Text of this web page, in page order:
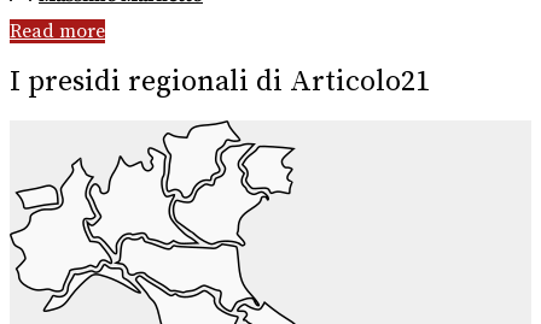
Read more
I presidi regionali di Articolo21